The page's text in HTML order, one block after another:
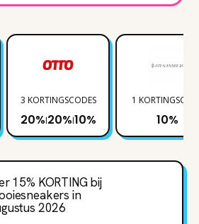
3 KORTINGSCODES
20%|20%|10%
1
10%
15% KORTING bij
in
2026